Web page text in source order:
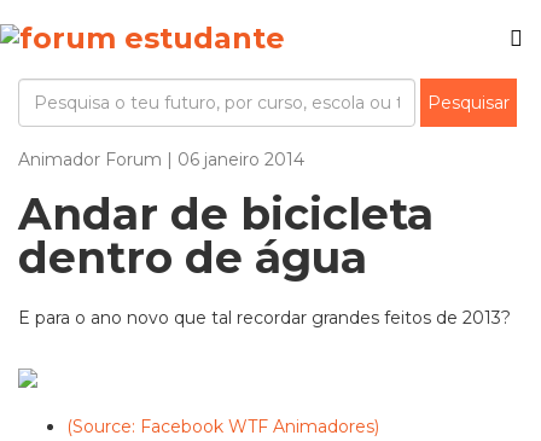
Animador Forum | 06 janeiro 2014
Andar de bicicleta
dentro de água
E para o ano novo que tal recordar grandes feitos de 2013?
(Source: Facebook WTF Animadores)